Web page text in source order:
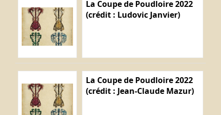
La Coupe de Poudloire 2022
(crédit : Ludovic Janvier)
La Coupe de Poudloire 2022
(crédit : Jean-Claude Mazur)